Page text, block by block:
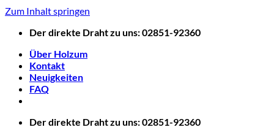
Zum Inhalt springen
Der direkte Draht zu uns: 02851-92360
Über Holzum
Kontakt
Neuigkeiten
FAQ
Der direkte Draht zu uns: 02851-92360